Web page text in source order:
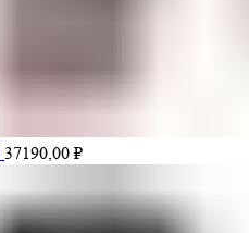
37190,00 ₽